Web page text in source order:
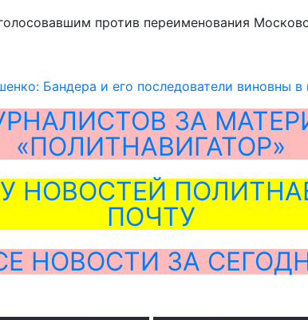
против переименования
Бандера и его последователи виновны
ЗА
«ПОЛИТНАВИГАТОР»
НОВОСТЕЙ
ПОЧТУ
НОВОСТИ ЗА